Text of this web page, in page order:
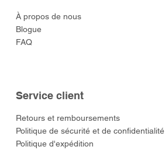
À propos de nous
Blogue
FAQ
Service client
​Retours et remboursements
Politique de sécurité et de confidentialité
Politique d'expédition